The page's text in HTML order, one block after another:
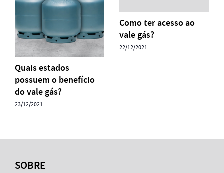
Quais estados
possuem o benefício
do vale gás?
23/12/2021
Como ter acesso ao
vale gás?
22/12/2021
SOBRE